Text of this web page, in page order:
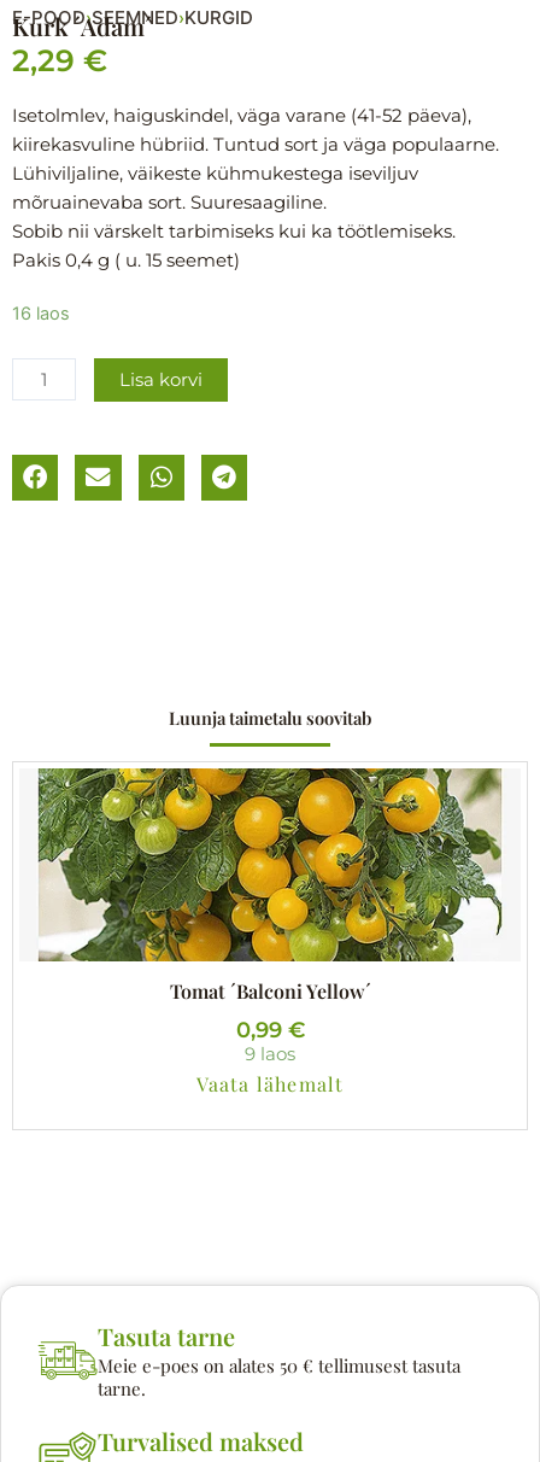
E-POOD›SEEMNED›KURGID
Kurk ´Adam´
2,29 €
Isetolmlev, haiguskindel, väga varane (41-52 päeva),
kiirekasvuline hübriid. Tuntud sort ja väga populaarne.
Lühiviljaline, väikeste kühmukestega iseviljuv
mõruainevaba sort. Suuresaagiline.
Sobib nii värskelt tarbimiseks kui ka töötlemiseks.
Pakis 0,4 g ( u. 15 seemet)
16 laos
Kurk
kogus
Lisa korvi
Luunja taimetalu soovitab
Tomat ´Balconi Yellow´
0,99 €
9 laos
Vaata lähemalt
Tasuta tarne
Meie e-poes on alates 50 € tellimusest tasuta
tarne.
Turvalised maksed